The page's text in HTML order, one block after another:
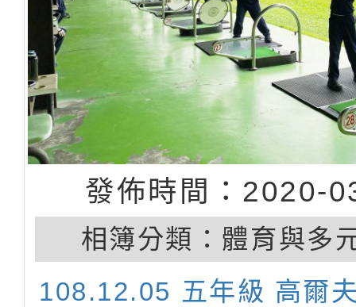
發佈時間：2020-
相簿分類： 體育與多
108.12.05 五年級 高爾